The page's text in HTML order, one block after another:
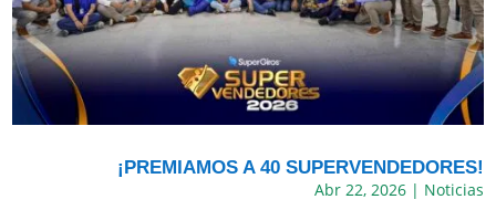
¡PREMIAMOS A 40 SUPERVENDEDORES!
Abr 22, 2026| Noticias